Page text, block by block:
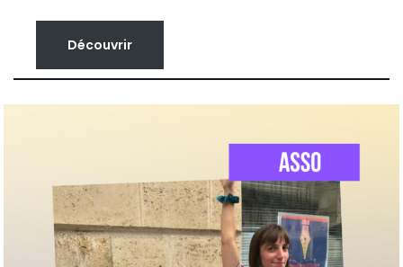
Découvrir